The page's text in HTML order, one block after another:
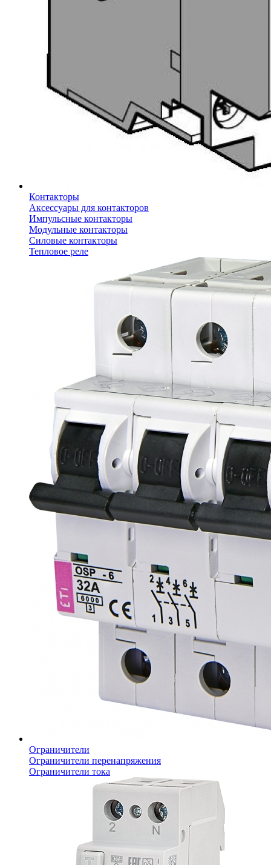
Контакторы
Аксессуары для контакторов
Импульсные контакторы
Модульные контакторы
Силовые контакторы
Тепловое реле
Ограничители
Ограничители перенапряжения
Ограничители тока